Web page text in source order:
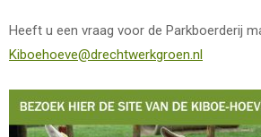
Heeft u een vraag voor de Parkboerderij
Kiboehoeve@drechtwerkgroen.nl